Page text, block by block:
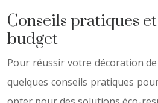
Conseils pratiques
budget
Pour réussir votre décoration
quelques conseils pratiques